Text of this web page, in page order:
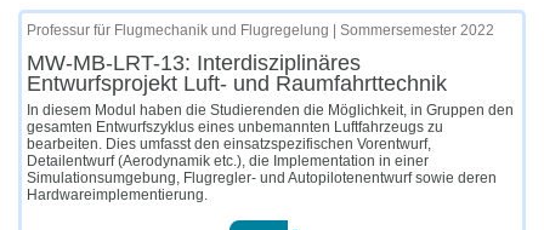
Professur für Flugmechanik und Flugregelung | Sommersemester 2022
MW-MB-LRT-13: Interdisziplinäres
Entwurfsprojekt Luft- und Raumfahrttechnik
In diesem Modul haben die Studierenden die Möglichkeit, in Gruppen den
gesamten Entwurfszyklus eines unbemannten Luftfahrzeugs zu
bearbeiten. Dies umfasst den einsatzspezifischen Vorentwurf,
Detailentwurf (Aerodynamik etc.), die Implementation in einer
Simulationsumgebung, Flugregler- und Autopilotenentwurf sowie deren
Hardwareimplementierung.